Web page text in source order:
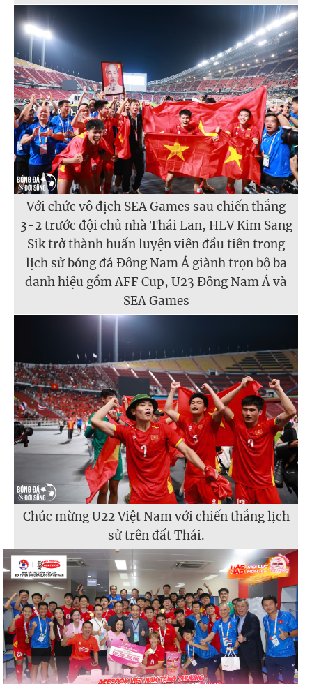
Với chức vô địch SEA Games sau chiến thắng
3-2 trước đội chủ nhà Thái Lan, HLV Kim Sang
Sik trở thành huấn luyện viên đầu tiên trong
lịch sử bóng đá Đông Nam Á giành trọn bộ ba
danh hiệu gồm AFF Cup, U23 Đông Nam Á và
SEA Games
Chúc mừng U22 Việt Nam với chiến thắng lịch
sử trên đất Thái.